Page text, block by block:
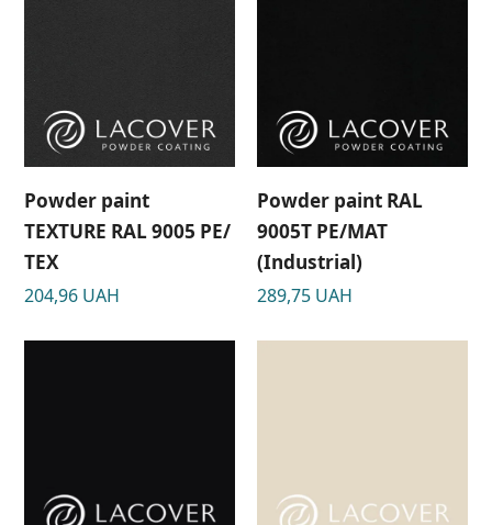
Powder paint
TEXTURE RAL 9005 РЕ/
ТЕХ
204,96 UAH
Powder paint RAL
9005Т РЕ/МАТ
(Industrial)
289,75 UAH